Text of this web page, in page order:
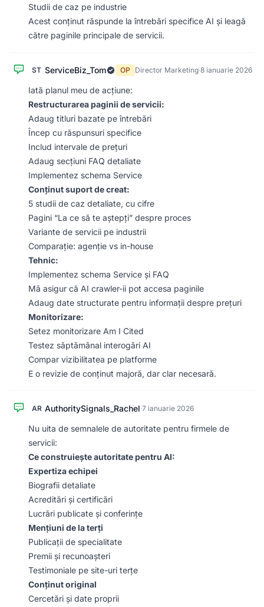
Studii de caz pe industrie
Acest conținut răspunde la întrebări specifice AI și leagă
către paginile principale de servicii.
ST ServiceBiz_Tom OP Director Marketing·8 ianuarie 2026
Iată planul meu de acțiune:
Restructurarea paginii de servicii:
Adaug titluri bazate pe întrebări
Încep cu răspunsuri specifice
Includ intervale de prețuri
Adaug secțiuni FAQ detaliate
Implementez schema Service
Conținut suport de creat:
5 studii de caz detaliate, cu cifre
Pagini “La ce să te aștepți” despre proces
Variante de servicii pe industrii
Comparație: agenție vs in-house
Tehnic:
Implementez schema Service și FAQ
Mă asigur că AI crawler-ii pot accesa paginile
Adaug date structurate pentru informații despre prețuri
Monitorizare:
Setez monitorizare Am I Cited
Testez săptămânal interogări AI
Compar vizibilitatea pe platforme
E o revizie de conținut majoră, dar clar necesară.
AR AuthoritySignals_Rachel·7 ianuarie 2026
Nu uita de semnalele de autoritate pentru firmele de
servicii:
Ce construiește autoritate pentru AI:
Expertiza echipei
Biografii detaliate
Acreditări și certificări
Lucrări publicate și conferințe
Mențiuni de la terți
Publicații de specialitate
Premii și recunoașteri
Testimoniale pe site-uri terțe
Conținut original
Cercetări și date proprii